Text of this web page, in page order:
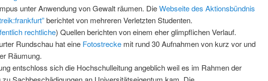
unter Anwendung von Gewalt räumen. DieWebseite des Aktionsbündnis
berichtet von mehreren Verletzten Studenten.
rechtliche) Quellen berichten von einem eher glimpflichen Verlauf.
Rundschau hat eine Fotostrecke mit rund 30 Aufnahmen von kurz vor und
Räumung.
entschloss sich die Hochschulleitung angeblich weil es im Rahmen der